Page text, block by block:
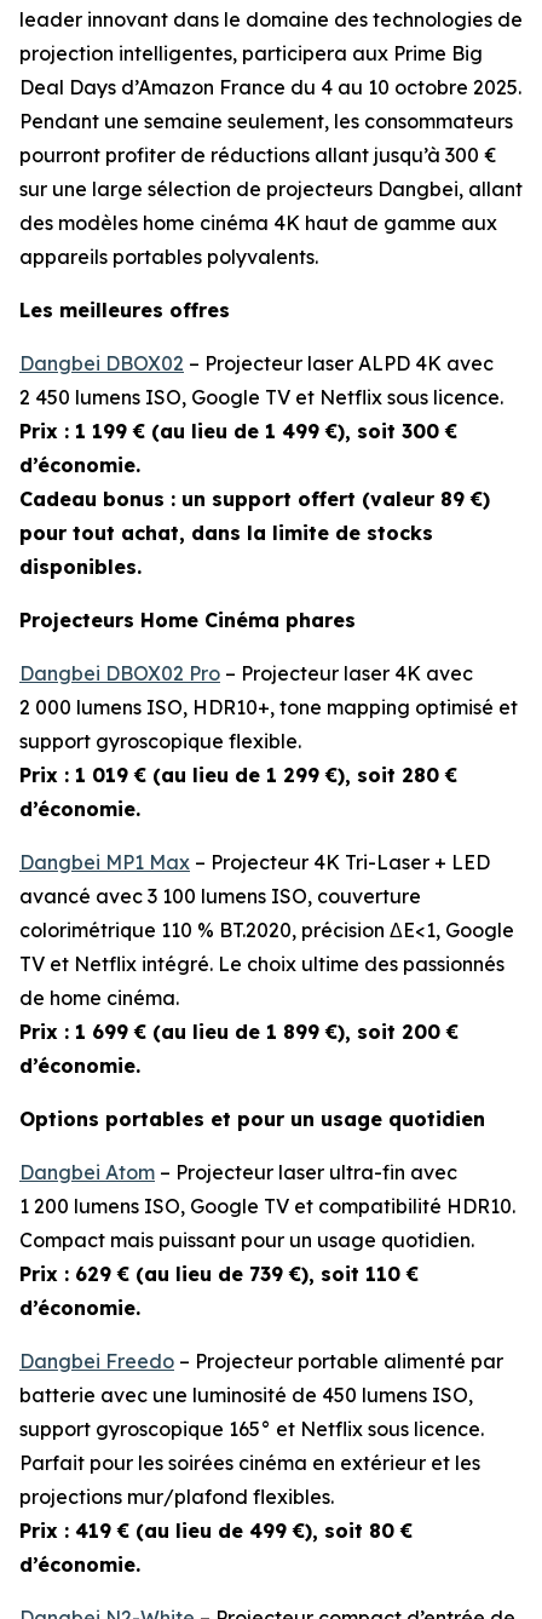
leader innovant dans le domaine des technologies de
projection intelligentes, participera aux Prime Big
Deal Days d’Amazon France du 4 au 10 octobre 2025.
Pendant une semaine seulement, les consommateurs
pourront profiter de réductions allant jusqu’à 300 €
sur une large sélection de projecteurs Dangbei, allant
des modèles home cinéma 4K haut de gamme aux
appareils portables polyvalents.
Les meilleures offres
Dangbei DBOX02 – Projecteur laser ALPD 4K avec
2 450 lumens ISO, Google TV et Netflix sous licence.
Prix : 1 199 € (au lieu de 1 499 €), soit 300 €
d’économie.
Cadeau bonus : un support offert (valeur 89 €)
pour tout achat, dans la limite de stocks
disponibles.
Projecteurs Home Cinéma phares
Dangbei DBOX02 Pro – Projecteur laser 4K avec
2 000 lumens ISO, HDR10+, tone mapping optimisé et
support gyroscopique flexible.
Prix : 1 019 € (au lieu de 1 299 €), soit 280 €
d’économie.
Dangbei MP1 Max – Projecteur 4K Tri-Laser + LED
avancé avec 3 100 lumens ISO, couverture
colorimétrique 110 % BT.2020, précision ΔE<1, Google
TV et Netflix intégré. Le choix ultime des passionnés
de home cinéma.
Prix : 1 699 € (au lieu de 1 899 €), soit 200 €
d’économie.
Options portables et pour un usage quotidien
Dangbei Atom – Projecteur laser ultra-fin avec
1 200 lumens ISO, Google TV et compatibilité HDR10.
Compact mais puissant pour un usage quotidien.
Prix : 629 € (au lieu de 739 €), soit 110 €
d’économie.
Dangbei Freedo – Projecteur portable alimenté par
batterie avec une luminosité de 450 lumens ISO,
support gyroscopique 165° et Netflix sous licence.
Parfait pour les soirées cinéma en extérieur et les
projections mur/plafond flexibles.
Prix : 419 € (au lieu de 499 €), soit 80 €
d’économie.